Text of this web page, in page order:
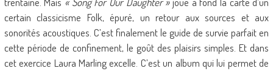
certain classicisme Folk, épuré, un retour aux sources et aux
sonorités acoustiques. C’est finalement le guide de survie parfait en
cette période de confinement, le goût des plaisirs simples. Et dans
cet exercice Laura Marling excelle. C’est un album qui lui permet de